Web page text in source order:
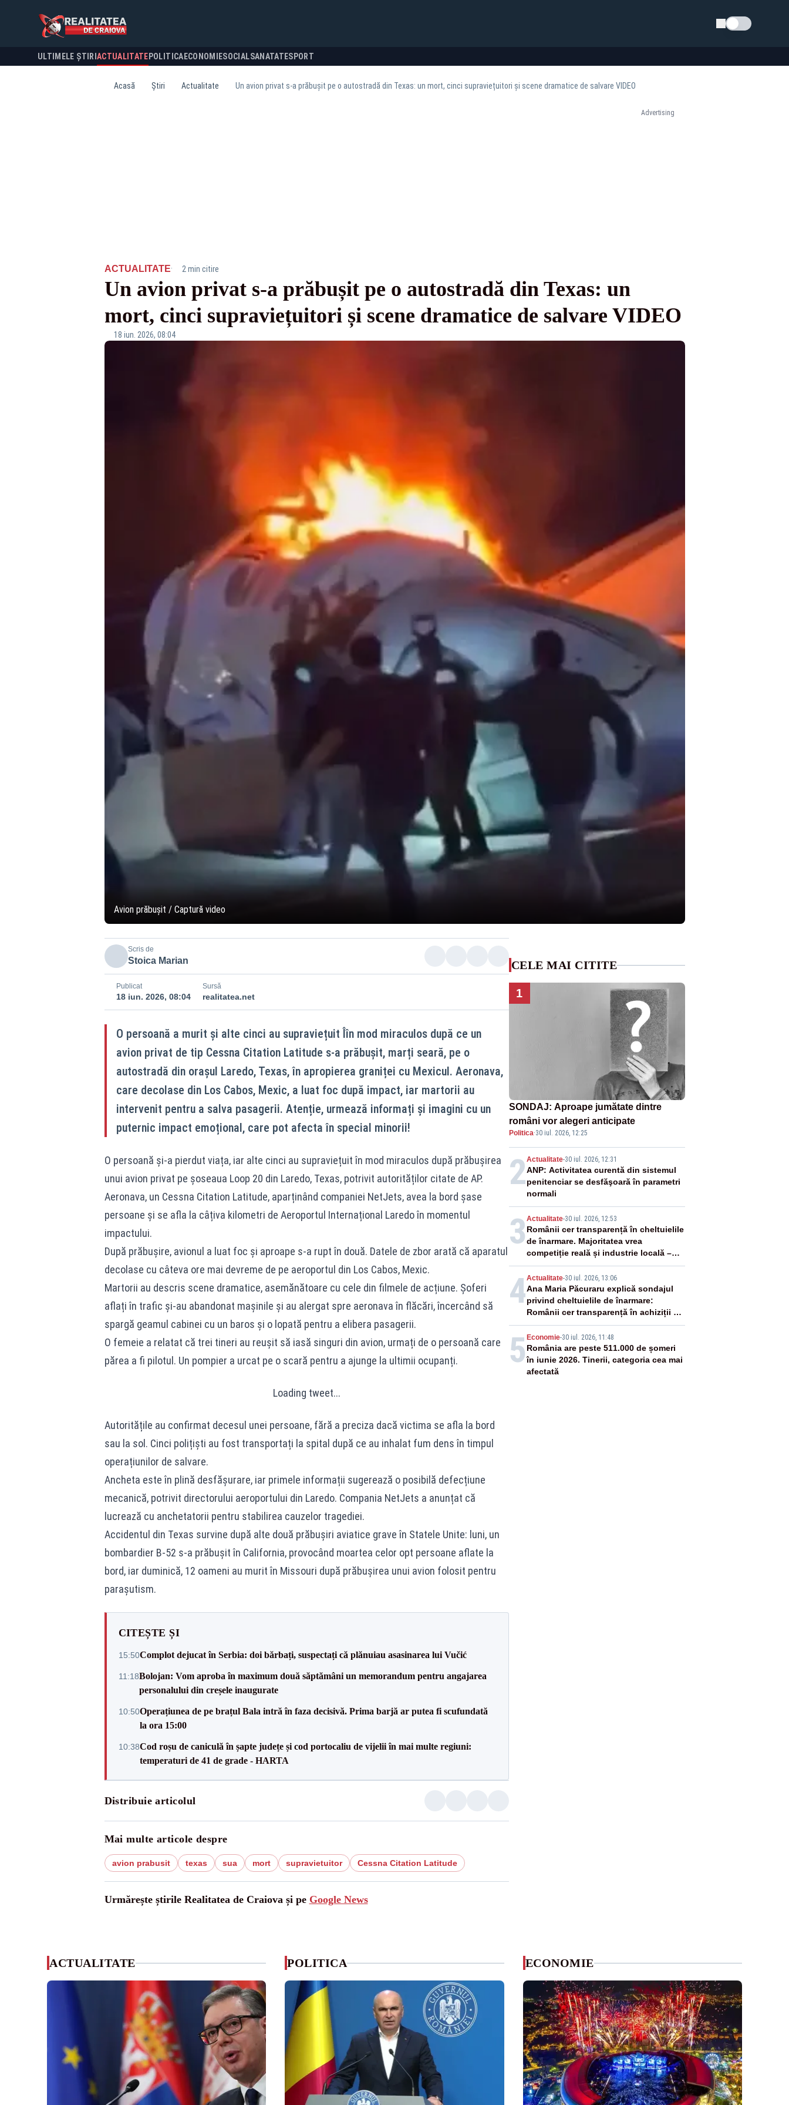
Schimba tema
ULTIMELE ȘTIRI ACTUALITATE POLITICA ECONOMIESOCIALSANATATESPORT
Acasă Știri Actualitate Un avion privat s‑a prăbușit pe o autostradă din Texas: un mort, cinci supraviețuitori și scene dramatice de salvare VIDEO
Advertising
ACTUALITATE· 2 min citire
Un avion privat s‑a prăbușit pe o autostradă din Texas: un
mort, cinci supraviețuitori și scene dramatice de salvare VIDEO
18 iun. 2026, 08:04
Avion prăbușit / Captură video
Scris de
Stoica Marian
Publicat
18 iun. 2026, 08:04
Sursă
realitatea.net
O persoană a murit și alte cinci au supraviețuit Îîn mod miraculos după ce un
avion privat de tip Cessna Citation Latitude s‑a prăbușit, marți seară, pe o
autostradă din orașul Laredo, Texas, în apropierea graniței cu Mexicul. Aeronava,
care decolase din Los Cabos, Mexic, a luat foc după impact, iar martorii au
intervenit pentru a salva pasagerii. Atenție, urmează informați și imagini cu un
puternic impact emoțional, care pot afecta în special minorii!
O persoană și‑a pierdut viața, iar alte cinci au supraviețuit în mod miraculos după prăbușirea
unui avion privat pe șoseaua Loop 20 din Laredo, Texas, potrivit autorităților citate de AP.
Aeronava, un Cessna Citation Latitude, aparținând companiei NetJets, avea la bord șase
persoane și se afla la câțiva kilometri de Aeroportul Internațional Laredo în momentul
impactului.
După prăbușire, avionul a luat foc și aproape s‑a rupt în două. Datele de zbor arată că aparatul
decolase cu câteva ore mai devreme de pe aeroportul din Los Cabos, Mexic.
Martorii au descris scene dramatice, asemănătoare cu cele din filmele de acțiune. Șoferi
aflați în trafic și‑au abandonat mașinile și au alergat spre aeronava în flăcări, încercând să
spargă geamul cabinei cu un baros și o lopată pentru a elibera pasagerii.
O femeie a relatat că trei tineri au reușit să iasă singuri din avion, urmați de o persoană care
părea a fi pilotul. Un pompier a urcat pe o scară pentru a ajunge la ultimii ocupanți.
Loading tweet...
Autoritățile au confirmat decesul unei persoane, fără a preciza dacă victima se afla la bord
sau la sol. Cinci polițiști au fost transportați la spital după ce au inhalat fum dens în timpul
operațiunilor de salvare.
Ancheta este în plină desfășurare, iar primele informații sugerează o posibilă defecțiune
mecanică, potrivit directorului aeroportului din Laredo. Compania NetJets a anunțat că
lucrează cu anchetatorii pentru stabilirea cauzelor tragediei.
Accidentul din Texas survine după alte două prăbușiri aviatice grave în Statele Unite: luni, un
bombardier B‑52 s‑a prăbușit în California, provocând moartea celor opt persoane aflate la
bord, iar duminică, 12 oameni au murit în Missouri după prăbușirea unui avion folosit pentru
parașutism.
CITEȘTE ȘI
15:50Complot dejucat în Serbia: doi bărbați, suspectați că plănuiau asasinarea lui Vučić
11:18Bolojan: Vom aproba în maximum două săptămâni un memorandum pentru angajarea
personalului din creșele inaugurate
10:50Operațiunea de pe brațul Bala intră în faza decisivă. Prima barjă ar putea fi scufundată
la ora 15:00
10:38Cod roșu de caniculă în șapte județe și cod portocaliu de vijelii în mai multe regiuni:
temperaturi de 41 de grade - HARTA
Distribuie articolul
Mai multe articole despre
avion prabusit texas sua mort supravietuitor Cessna Citation Latitude
Urmărește știrile Realitatea de Craiova și pe Google News
CELE MAI CITITE
1
SONDAJ: Aproape jumătate dintre
români vor alegeri anticipate
Politica·30 iul. 2026, 12:25
2Actualitate-30 iul. 2026, 12:31
ANP: Activitatea curentă din sistemul
penitenciar se desfăşoară în parametri
normali
3 Actualitate-30 iul. 2026, 12:53
Românii cer transparență în cheltuielile
de înarmare. Majoritatea vrea
competiție reală și industrie locală –
SONDAJ
4Actualitate-30 iul. 2026, 13:06
Ana Maria Păcuraru explică sondajul
privind cheltuielile de înarmare:
Românii cer transparență în achiziții și
un echilibru între partenerii externi
5 Economie-30 iul. 2026, 11:48
România are peste 511.000 de șomeri
în iunie 2026. Tinerii, categoria cea mai
afectată
ACTUALITATE POLITICA ECONOMIE